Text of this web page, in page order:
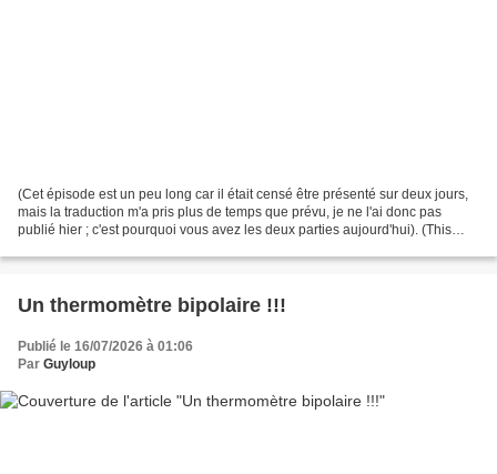
(Cet épisode est un peu long car il était censé être présenté sur deux jours,
mais la traduction m'a pris plus de temps que prévu, je ne l'ai donc pas
publié hier ; c'est pourquoi vous avez les deux parties aujourd'hui). (This
Un thermomètre bipolaire !!!
Publié le 16/07/2026 à 01:06
Par Guyloup